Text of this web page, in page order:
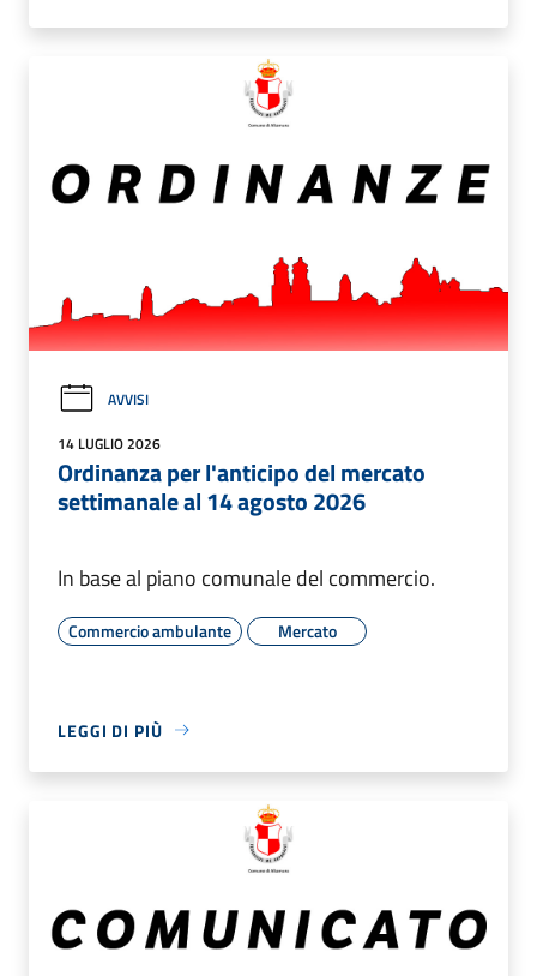
AVVISI
14 LUGLIO 2026
Ordinanza per l'anticipo del mercato
settimanale al 14 agosto 2026
In base al piano comunale del commercio.
Commercio ambulante Mercato
LEGGI DI PIÙ